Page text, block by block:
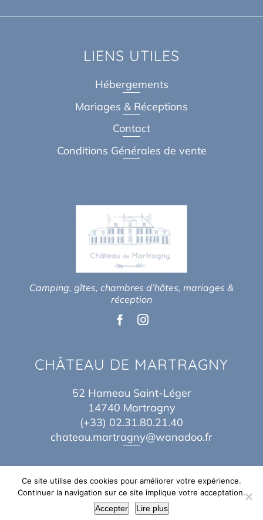
LIENS UTILES
Hébergements
Mariages & Réceptions
Contact
Conditions Générales de vente
Camping, gîtes, chambres d’hôtes, mariages &
réception
CHÂTEAU DE MARTRAGNY
52 Hameau Saint-Léger
14740 Martragny
(+33) 02.31.80.21.40
chateau.martragny@wanadoo.fr
© Copyright 2017 – 2026 | By Théo Baes & Jordane Idn
| Tous Droits
Réservés |Mentions légales|Plan du site
Ce site utilise des cookies pour améliorer votre expérience.
Continuer la navigation sur ce site implique votre acceptation.
Accepter
Lire plus